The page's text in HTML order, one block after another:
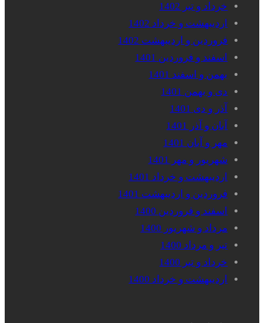
خرداد و تیر 1402
اردیبهشت و خرداد 1402
فروردین و اردیبهشت 1402
اسفند و فروردین 1401
بهمن و اسفند 1401
دی و بهمن 1401
آذر و دی 1401
آبان و آذر 1401
مهر و آبان 1401
شهریور و مهر 1401
اردیبهشت و خرداد 1401
فروردین و اردیبهشت 1401
اسفند و فروردین 1400
مرداد و شهریور 1400
تیر و مرداد 1400
خرداد و تیر 1400
اردیبهشت و خرداد 1400